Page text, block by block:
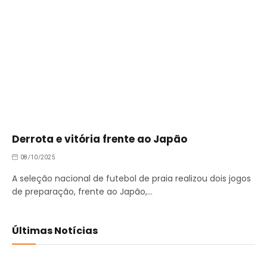
Derrota e vitória frente ao Japão
08/10/2025
A seleção nacional de futebol de praia realizou dois jogos
de preparação, frente ao Japão,…
Últimas Notícias